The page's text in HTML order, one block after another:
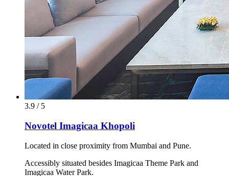
3.9 / 5
Novotel Imagicaa Khopoli
Located in close proximity from Mumbai and Pune.
Accessibly situated besides Imagicaa Theme Park and
Imagicaa Water Park.